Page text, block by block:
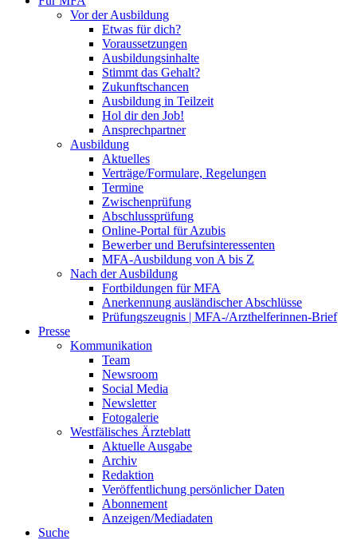
Vor der Ausbildung
Etwas für dich?
Voraussetzungen
Ausbildungsinhalte
Stimmt das Gehalt?
Zukunftschancen
Ausbildung in Teilzeit
Hol dir den Job!
Ansprechpartner
Ausbildung
Aktuelles
Verträge/Formulare, Regelungen
Termine
Zwischenprüfung
Abschlussprüfung
Online-Portal für Azubis
Bewerber und Berufsinteressenten
MFA-Ausbildung von A bis Z
Nach der Ausbildung
Fortbildungen für MFA
Anerkennung ausländischer Abschlüsse
Prüfungszeugnis | MFA-/Arzthelferinnen-Brief
Presse
Kommunikation
Team
Newsroom
Social Media
Newsletter
Fotogalerie
Westfälisches Ärzteblatt
Aktuelle Ausgabe
Archiv
Redaktion
Veröffentlichung persönlicher Daten
Abonnement
Anzeigen/Mediadaten
Suche